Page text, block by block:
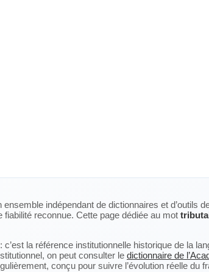
ensemble indépendant de dictionnaires et d’outils
reconnue. Cette page dédiée au mot
la référence institutionnelle historique de la
on peut consulter le dictionnaire de
conçu pour suivre l’évolution réelle du